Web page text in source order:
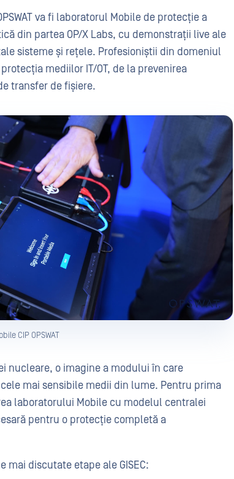
va fi laboratorul Mobile de protecție a
din partea OP/X Labs, cu demonstrații live ale
sisteme și rețele. Profesioniștii din domeniul
mediilor IT/OT, de la prevenirea
transfer de fișiere.
CIP OPSWAT
nucleare, o imagine a modului în care
mai sensibile medii din lume. Pentru prima
laboratorului Mobile cu modelul centralei
pentru o protecție completă a
discutate etape ale GISEC: